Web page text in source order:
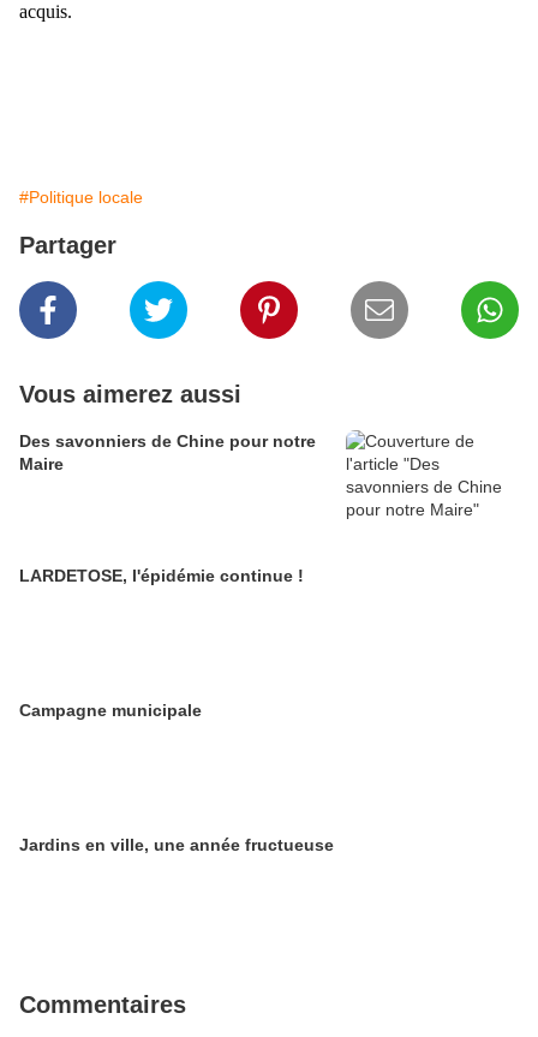
acquis.
#Politique locale
Partager
Vous aimerez aussi
Des savonniers de Chine pour notre
Maire
LARDETOSE, l'épidémie continue !
Campagne municipale
Jardins en ville, une année fructueuse
Commentaires